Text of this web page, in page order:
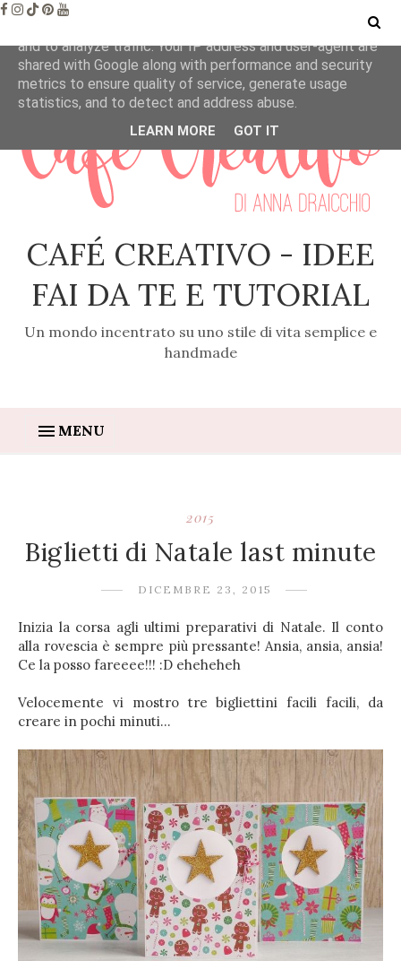
CAFÉ CREATIVO - IDEE
FAI DA TE E TUTORIAL
Un mondo incentrato su uno stile di vita semplice e
handmade
MENU
2015
Biglietti di Natale last minute
DICEMBRE 23, 2015
Inizia la corsa agli ultimi preparativi di Natale. Il conto
alla rovescia è sempre più pressante! Ansia, ansia, ansia!
Ce la posso fareeee!!! :D eheheheh
Velocemente vi mostro tre bigliettini facili facili, da
creare in pochi minuti...
This site uses cookies from Google to deliver its services
and to analyze traffic. Your IP address and user-agent are
shared with Google along with performance and security
metrics to ensure quality of service, generate usage
statistics, and to detect and address abuse.
LEARN MORE GOT IT